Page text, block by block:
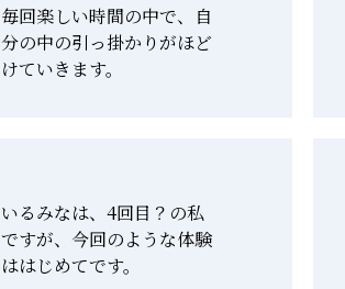
毎回楽しい時間の中で、自
分の中の引っ掛かりがほど
けていきます。
いるみなは、4回目？の私
ですが、今回のような体験
ははじめてです。